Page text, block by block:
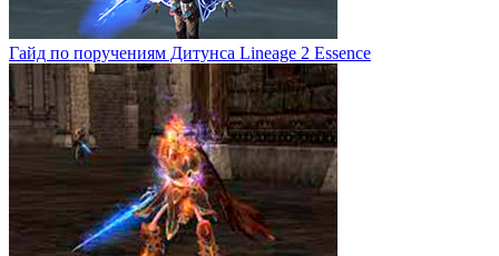
Гайд по поручениям Дитунса Lineage 2 Essence